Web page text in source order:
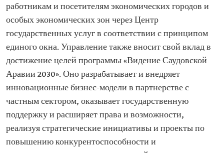
работникам и посетителям экономических городов и
особых экономических зон через Центр
государственных услуг в соответствии с принципом
единого окна. Управление также вносит свой вклад в
достижение целей программы «Видение Саудовской
Аравии 2030». Оно разрабатывает и внедряет
инновационные бизнес-модели в партнерстве с
частным сектором, оказывает государственную
поддержку и расширяет права и возможности,
реализуя стратегические инициативы и проекты по
повышению конкурентоспособности и